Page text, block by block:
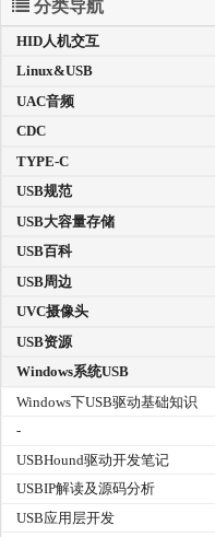
分类导航
HID人机交互
Linux&USB
UAC音频
CDC
TYPE-C
USB规范
USB大容量存储
USB百科
USB周边
UVC摄像头
USB资源
Windows系统USB
Windows下USB驱动基础知识
-
USBHound驱动开发笔记
USBIP解读及源码分析
USB应用层开发